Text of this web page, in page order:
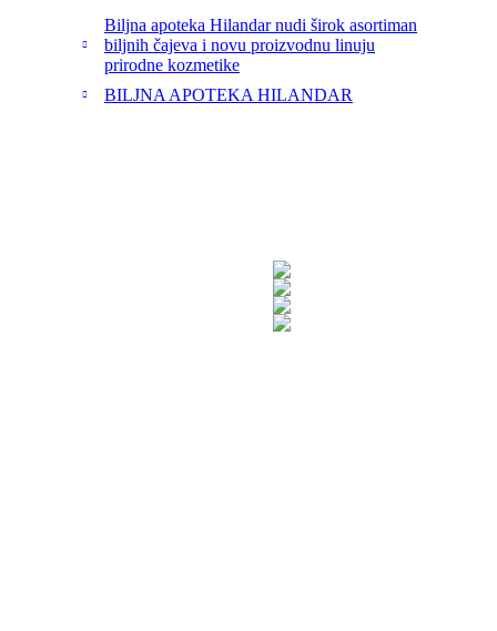
Biljna apoteka Hilandar nudi širok asortiman
biljnih čajeva i novu proizvodnu linuju
prirodne kozmetike
BILJNA APOTEKA HILANDAR